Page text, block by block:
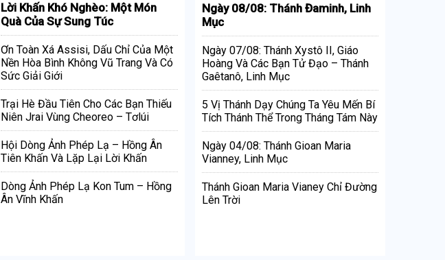
Lời Khấn Khó Nghèo: Một Món
Quà Của Sự Sung Túc
Ơn Toàn Xá Assisi, Dấu Chỉ Của Một
Nền Hòa Bình Không Vũ Trang Và Có
Sức Giải Giới
Trại Hè Đầu Tiên Cho Các Bạn Thiếu
Niên Jrai Vùng Cheoreo – Tơlúi
Hội Dòng Ảnh Phép Lạ – Hồng Ân
Tiên Khấn Và Lặp Lại Lời Khấn
Dòng Ảnh Phép Lạ Kon Tum – Hồng
Ân Vĩnh Khấn
Ngày 08/08: Thánh Đaminh, Linh
Mục
Ngày 07/08: Thánh Xystô II, Giáo
Hoàng Và Các Bạn Tử Đạo – Thánh
Gaêtanô, Linh Mục
5 Vị Thánh Dạy Chúng Ta Yêu Mến Bí
Tích Thánh Thể Trong Tháng Tám Này
Ngày 04/08: Thánh Gioan Maria
Vianney, Linh Mục
Thánh Gioan Maria Vianey Chỉ Đường
Lên Trời